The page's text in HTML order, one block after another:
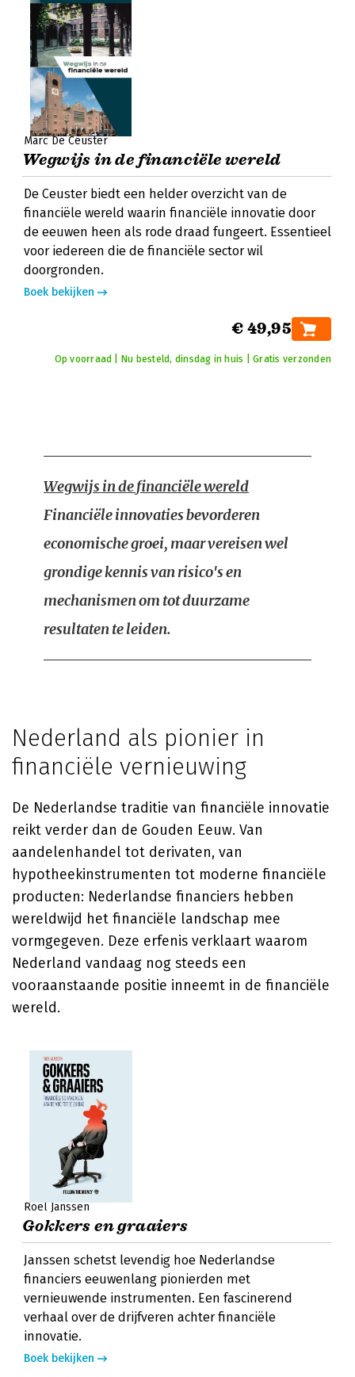
Marc De Ceuster
Wegwijs in de financiële wereld
De Ceuster biedt een helder overzicht van de
financiële wereld waarin financiële innovatie door
de eeuwen heen als rode draad fungeert. Essentieel
voor iedereen die de financiële sector wil
doorgronden.
Boek bekijken
€ 49,95
Op voorraad | Nu besteld, dinsdag in huis | Gratis verzonden
Wegwijs in de financiële wereld
Financiële innovaties bevorderen
economische groei, maar vereisen wel
grondige kennis van risico's en
mechanismen om tot duurzame
resultaten te leiden.
Nederland als pionier in
financiële vernieuwing
De Nederlandse traditie van financiële innovatie
reikt verder dan de Gouden Eeuw. Van
aandelenhandel tot derivaten, van
hypotheekinstrumenten tot moderne financiële
producten: Nederlandse financiers hebben
wereldwijd het financiële landschap mee
vormgegeven. Deze erfenis verklaart waarom
Nederland vandaag nog steeds een
vooraanstaande positie inneemt in de financiële
wereld.
Roel Janssen
Gokkers en graaiers
Janssen schetst levendig hoe Nederlandse
financiers eeuwenlang pionierden met
vernieuwende instrumenten. Een fascinerend
verhaal over de drijfveren achter financiële
innovatie.
Boek bekijken